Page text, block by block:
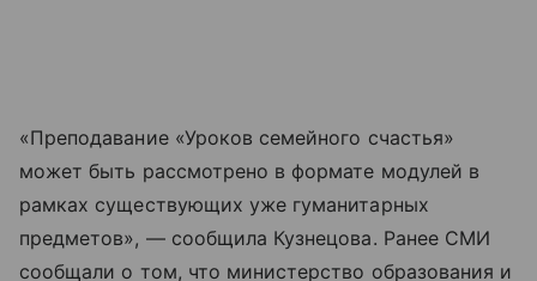
«Преподавание «Уроков семейного счастья»
может быть рассмотрено в формате модулей в
рамках существующих уже гуманитарных
предметов», — сообщила Кузнецова. Ранее СМИ
сообщали о том, что министерство образования и